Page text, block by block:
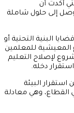
أكدت أن
إلى حلول شاملة
البنية التحتية أو
المعيشية للمعلمين
لإصلاح التعليم
دخله.
البيئة
القطاع، وهي معادلة